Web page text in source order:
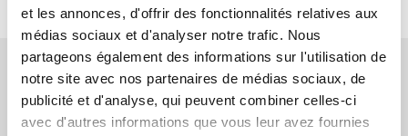
et les annonces, d'offrir des fonctionnalités relatives aux
médias sociaux et d'analyser notre trafic. Nous
partageons également des informations sur l'utilisation de
notre site avec nos partenaires de médias sociaux, de
publicité et d'analyse, qui peuvent combiner celles-ci
avec d'autres informations que vous leur avez fournies
RÉFÉRENCES CONNEXES
SYNERCOM IDF accompagne le Groupe ISD